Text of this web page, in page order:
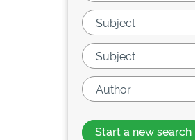
Start a new search